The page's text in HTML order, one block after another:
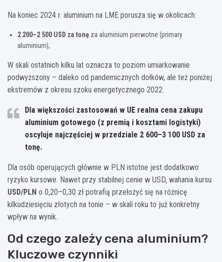
Na koniec 2024 r. aluminium na LME porusza się w okolicach:
2 200–2 500 USD za tonę za aluminium pierwotne (primary
aluminium),
W skali ostatnich kilku lat oznacza to poziom umiarkowanie
podwyższony – daleko od pandemicznych dołków, ale też poniżej
ekstremów z okresu szoku energetycznego 2022.
Dla większości zastosowań w UE realna cena zakupu
aluminium gotowego (z premią i kosztami logistyki)
oscyluje najczęściej w przedziale 2 600–3 100 USD za
tonę.
Dla osób operujących głównie w PLN istotne jest dodatkowo
ryzyko kursowe. Nawet przy stabilnej cenie w USD, wahania kursu
USD/PLN o 0,20–0,30 zł potrafią przełożyć się na różnicę
kilkudziesięciu złotych na tonie – w skali roku to już konkretny
wpływ na wynik.
Od czego zależy cena aluminium?
Kluczowe czynniki